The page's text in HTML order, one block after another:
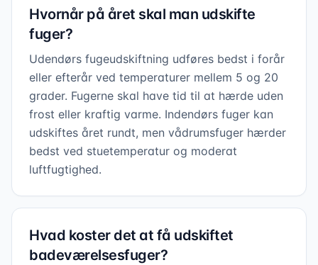
Hvornår på året skal man udskifte
fuger?
Udendørs fugeudskiftning udføres bedst i forår
eller efterår ved temperaturer mellem 5 og 20
grader. Fugerne skal have tid til at hærde uden
frost eller kraftig varme. Indendørs fuger kan
udskiftes året rundt, men vådrumsfuger hærder
bedst ved stuetemperatur og moderat
luftfugtighed.
Hvad koster det at få udskiftet
badeværelsesfuger?